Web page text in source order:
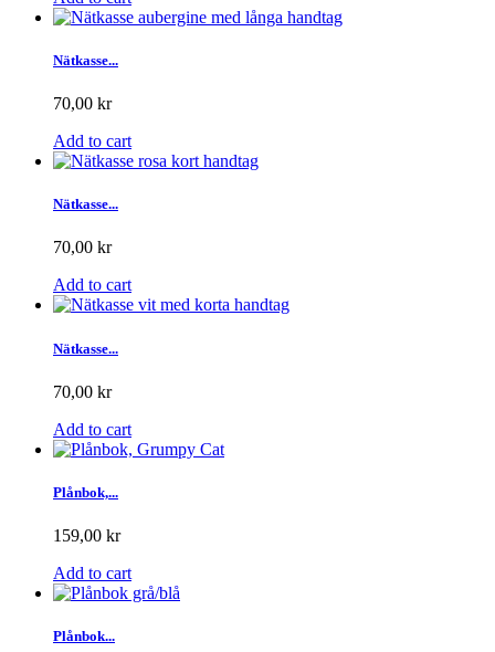
Nätkasse...
70,00 kr
Add to cart
Nätkasse...
70,00 kr
Add to cart
Nätkasse...
70,00 kr
Add to cart
Plånbok,...
159,00 kr
Add to cart
Plånbok...